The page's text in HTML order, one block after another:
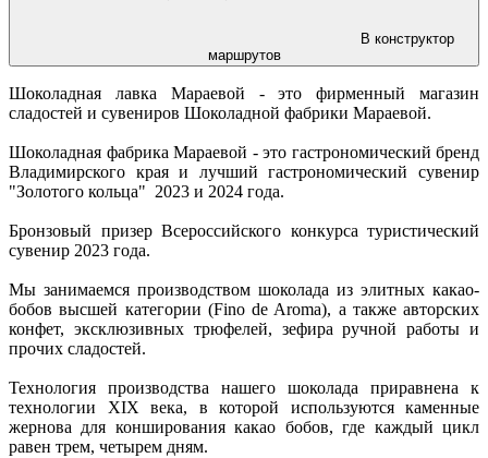
В конструктор
маршрутов
Шоколадная лавка Мараевой - это фирменный магазин
сладостей и сувениров Шоколадной фабрики Мараевой.
Шоколадная фабрика Мараевой - это гастрономический бренд
Владимирского края и лучший гастрономический сувенир
"Золотого кольца" 2023 и 2024 года.
Бронзовый призер Всероссийского конкурса туристический
сувенир 2023 года.
Мы занимаемся производством шоколада из элитных какао-
бобов высшей категории (Fino de Aroma), а также авторских
конфет, эксклюзивных трюфелей, зефира ручной работы и
прочих сладостей.
Технология производства нашего шоколада приравнена к
технологии XIX века, в которой используются каменные
жернова для конширования какао бобов, где каждый цикл
равен трем, четырем дням.